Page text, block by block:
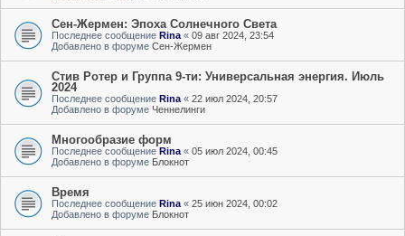
Сен-Жермен: Эпоха Солнечного Света
Последнее сообщение Rina « 09 авг 2024, 23:54
Добавлено в форуме Сен-Жермен
Стив Ротер и Группа 9-ти: Универсальная энергия. Июль
2024
Последнее сообщение Rina « 22 июл 2024, 20:57
Добавлено в форуме Ченнелинги
Многообразие форм
Последнее сообщение Rina « 05 июл 2024, 00:45
Добавлено в форуме Блокнот
Время
Последнее сообщение Rina « 25 июн 2024, 00:02
Добавлено в форуме Блокнот